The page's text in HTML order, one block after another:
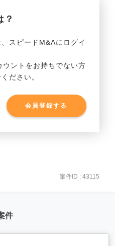
？
スピードM&Aにログイ
ウントをお持ちでない方
ださい。
会員登録する
案件ID : 43115
件